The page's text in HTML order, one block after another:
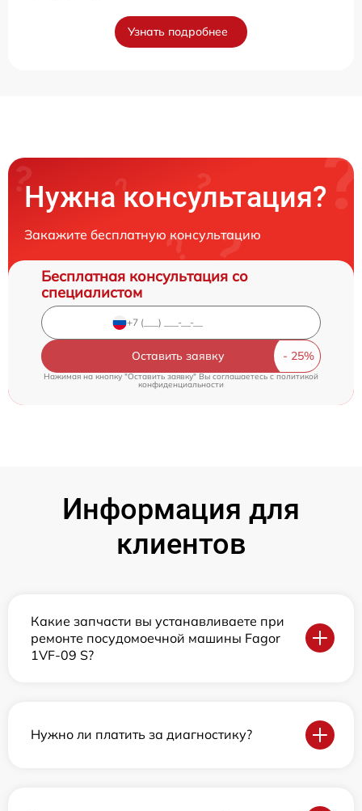
Узнать подробнее
Нужна консультация?
Закажите бесплатную консультацию
Бесплатная консультация со
специалистом
Оставить заявку
Нажимая на кнопку "Оставить заявку" Вы соглашаетесь cполитикой
конфиденциальности
Информация для
клиентов
Какие запчасти вы устанавливаете при
ремонте посудомоечной машины Fagor
1VF-09 S?
Нужно ли платить за диагностику?